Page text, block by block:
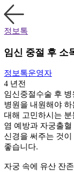
정보톡
임신 중절 후 소
정보톡운영자
4 년전
임신중절수술 후
병원을 내원해야 하
대해 고민하시는
염 예방과 자궁출혈
신경을 써주는 것
좋습니다.
자궁 속에 유산 잔